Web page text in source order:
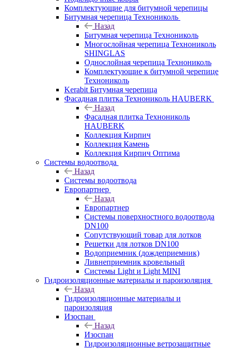
Комплектующие для битумной черепицы
Битумная черепица Технониколь
Назад
Битумная черепица Технониколь
Многослойная черепица Технониколь
SHINGLAS
Однослойная черепица Технониколь
Комплектующие к битумной черепице
Технониколь
Kerabit Битумная черепица
Фасадная плитка Технониколь HAUBERK
Назад
Фасадная плитка Технониколь
HAUBERK
Кол​лекция Кирпич
Кол​лекция Камень
Коллекция Кирпич Оптима
Системы водоотвода
Назад
Системы водоотвода
Европартнер
Назад
Европартнер
Системы поверхностного водоотвода
DN100
Сопутствующий товар для лотков
Решетки для лотков DN100
Водоприемник (дождеприемник)
Ливнеприемник кровельный
Системы Light и Light MINI
Гидроизоляционные материалы и пароизоляция
Назад
Гидроизоляционные материалы и
пароизоляция
Изоспан
Назад
Изоспан
Гидроизоляционные ветрозащитные